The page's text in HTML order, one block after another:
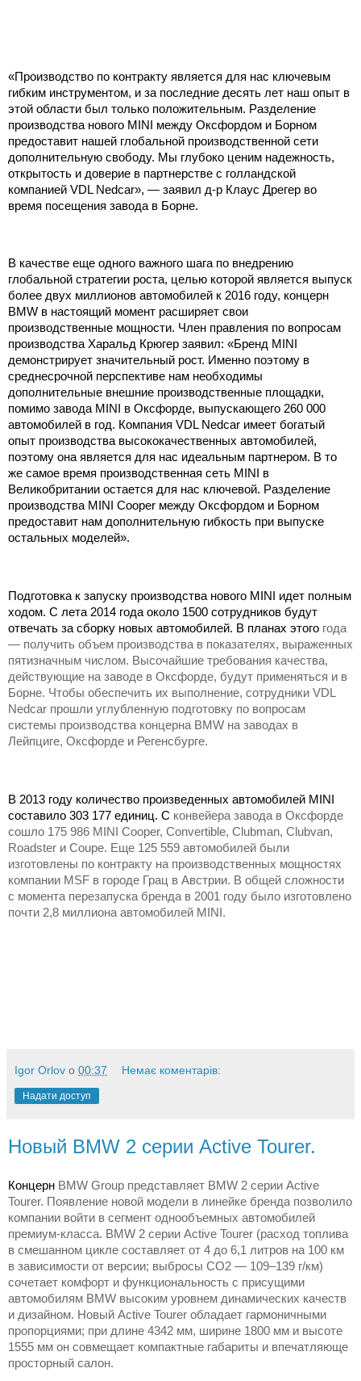
«Производство по контракту является для нас ключевым
гибким инструментом, и за последние десять лет наш опыт в
этой области был только положительным. Разделение
производства нового MINI между Оксфордом и Борном
предоставит нашей глобальной производственной сети
дополнительную свободу. Мы глубоко ценим надежность,
открытость и доверие в партнерстве с голландской
компанией VDL Nedcar», — заявил д-р Клаус Дрегер во
время посещения завода в Борне.
В качестве еще одного важного шага по внедрению
глобальной стратегии роста, целью которой является выпуск
более двух миллионов автомобилей к 2016 году, концерн
BMW в настоящий момент расширяет свои
производственные мощности. Член правления по вопросам
производства Харальд Крюгер заявил: «Бренд MINI
демонстрирует значительный рост. Именно поэтому в
среднесрочной перспективе нам необходимы
дополнительные внешние производственные площадки,
помимо завода MINI в Оксфорде, выпускающего 260 000
автомобилей в год. Компания VDL Nedcar имеет богатый
опыт производства высококачественных автомобилей,
поэтому она является для нас идеальным партнером. В то
же самое время производственная сеть MINI в
Великобритании остается для нас ключевой. Разделение
производства MINI Cooper между Оксфордом и Борном
предоставит нам дополнительную гибкость при выпуске
остальных моделей».
Подготовка к запуску производства нового MINI идет полным
ходом. С лета 2014 года около 1500 сотрудников будут
отвечать за сборку новых автомобилей. В планах этого года
— получить объем производства в показателях, выраженных
пятизначным числом. Высочайшие требования качества,
действующие на заводе в Оксфорде, будут применяться и в
Борне. Чтобы обеспечить их выполнение, сотрудники VDL
Nedcar прошли углубленную подготовку по вопросам
системы производства концерна BMW на заводах в
Лейпциге, Оксфорде и Регенсбурге.
В 2013 году количество произведенных автомобилей MINI
составило 303 177 единиц. С конвейера завода в Оксфорде
сошло 175 986 MINI Cooper, Convertible, Clubman, Clubvan,
Roadster и Coupe. Еще 125 559 автомобилей были
изготовлены по контракту на производственных мощностях
компании MSF в городе Грац в Австрии. В общей сложности
с момента перезапуска бренда в 2001 году было изготовлено
почти 2,8 миллиона автомобилей MINI.
Igor Orlov о 00:37 Немає коментарів:
Надати доступ
Новый BMW 2 серии Active Tourer.
Концерн BMW Group представляет BMW 2 серии Active
Tourer. Появление новой модели в линейке бренда позволило
компании войти в сегмент однообъемных автомобилей
премиум-класса. BMW 2 серии Active Tourer (расход топлива
в смешанном цикле составляет от 4 до 6,1 литров на 100 км
в зависимости от версии; выбросы CO2 — 109–139 г/км)
сочетает комфорт и функциональность с присущими
автомобилям BMW высоким уровнем динамических качеств
и дизайном. Новый Active Tourer обладает гармоничными
пропорциями; при длине 4342 мм, ширине 1800 мм и высоте
1555 мм он совмещает компактные габариты и впечатляюще
просторный салон.